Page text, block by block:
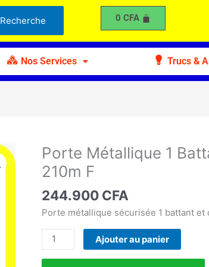
Recherche 0 CFA
Nos Services Trucs &
Porte Métallique 1
210m F
244.900 CFA
Porte métallique sécurisée 1 battant et
quantité
de
Porte
Métallique
1
demi
Ajouter au panier
Métallique
et
demi
120m